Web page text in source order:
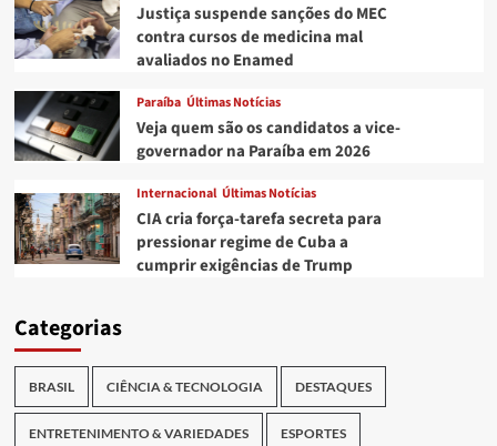
Justiça suspende sanções do MEC
contra cursos de medicina mal
avaliados no Enamed
Paraíba Últimas Notícias
Veja quem são os candidatos a vice-
governador na Paraíba em 2026
Internacional Últimas Notícias
CIA cria força-tarefa secreta para
pressionar regime de Cuba a
cumprir exigências de Trump
Categorias
BRASIL CIÊNCIA & TECNOLOGIA DESTAQUES
ENTRETENIMENTO & VARIEDADES ESPORTES